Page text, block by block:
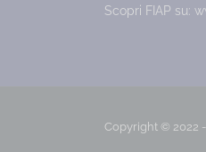
Scopri FIAP su:
Copyright © 2022